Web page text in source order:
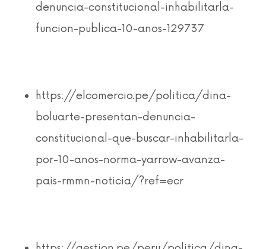
denuncia-constitucional-inhabilitarla-
funcion-publica-10-anos-129737
https://elcomercio.pe/politica/dina-
boluarte-presentan-denuncia-
constitucional-que-buscar-inhabilitarla-
por-10-anos-norma-yarrow-avanza-
pais-rmmn-noticia/?ref=ecr